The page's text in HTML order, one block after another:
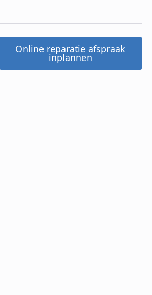
Online reparatie afspraak
inplannen